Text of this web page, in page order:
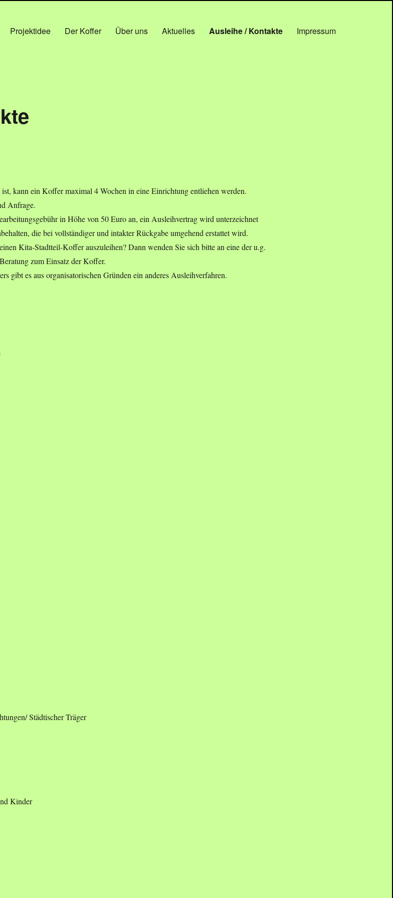
Projektidee Der Koffer Über uns Aktuelles Ausleihe / Kontakte Impressum
kann ein Koffer maximal 4 Wochen in eine Einrichtung entliehen werden.
Anfrage.
in Höhe von 50 Euro an, ein Ausleihvertrag wird unterzeichnet
die bei vollständiger und intakter Rückgabe umgehend erstattet wird.
Kita-Stadtteil-Koffer auszuleihen? Dann wenden Sie sich bitte an eine der u.g.
zum Einsatz der Koffer.
gibt es aus organisatorischen Gründen ein anderes Ausleihverfahren.
Städtischer Träger
Kinder